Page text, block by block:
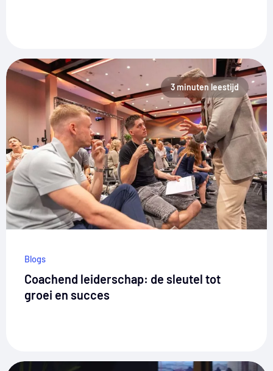
3 minuten leestijd
Blogs
Coachend leiderschap: de sleutel tot
groei en succes